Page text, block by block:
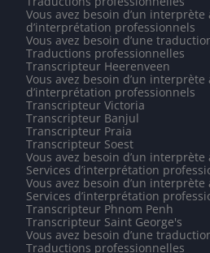
Vous avez besoin d’un interprète
d’interprétation professionnels
Vous avez besoin d’une
Traductions professionnelles
Transcripteur Heerenveen
Vous avez besoin d’un interprète
d’interprétation professionnels
Transcripteur Victoria
Transcripteur Banjul
Transcripteur Praia
Transcripteur Soest
Vous avez besoin d’un interprète
Services d’interprétation
Vous avez besoin d’un interprète
Services d’interprétation
Transcripteur Phnom Penh
Transcripteur Saint George's
Vous avez besoin d’une
Traductions professionnelles